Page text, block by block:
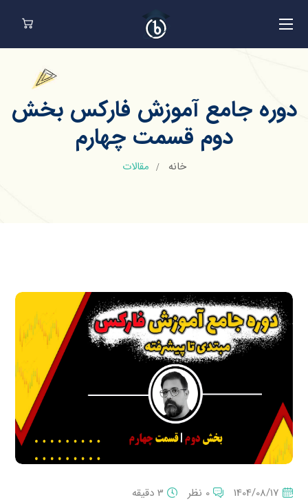
دوره جامع آموزش فارکس بخش
دوم قسمت چهارم
خانه مقالات
1404/08/17 0 نظر 3 دقیقه